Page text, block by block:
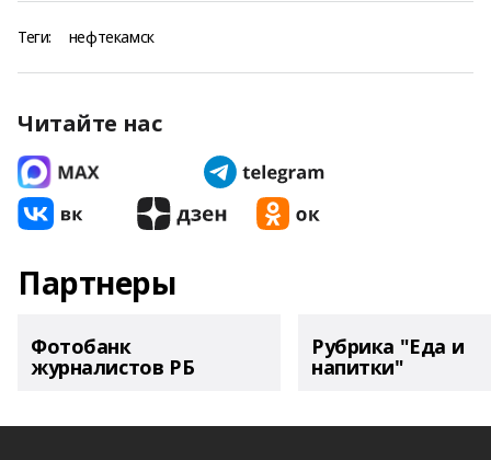
Теги: нефтекамск
Читайте нас
Партнеры
Фотобанк
журналистов РБ
Рубрика "Еда и
напитки"